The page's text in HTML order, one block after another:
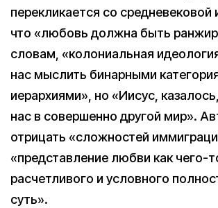
перекликается со средневековой
что «любовь должна быть
словам, «колониальная
нас мыслить бинарными
иерархиями», но «Иисус,
нас в совершенно другой мир».
отрицать «сложностей
«представление любви как чего-
расчетливого и условного
суть».